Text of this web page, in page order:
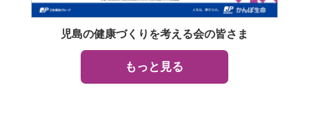
児島の健康づくりを考える会の皆さま
もっと見る